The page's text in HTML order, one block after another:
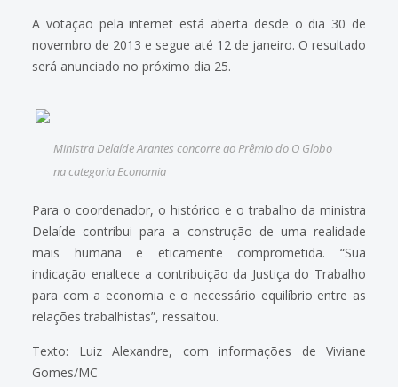
A votação pela internet está aberta desde o dia 30 de
novembro de 2013 e segue até 12 de janeiro. O resultado
será anunciado no próximo dia 25.
Ministra Delaíde Arantes concorre ao Prêmio do O Globo
na categoria Economia
Para o coordenador, o histórico e o trabalho da ministra
Delaíde contribui para a construção de uma realidade
mais humana e eticamente comprometida. “Sua
indicação enaltece a contribuição da Justiça do Trabalho
para com a economia e o necessário equilíbrio entre as
relações trabalhistas”, ressaltou.
Texto: Luiz Alexandre, com informações de Viviane
Gomes/MC